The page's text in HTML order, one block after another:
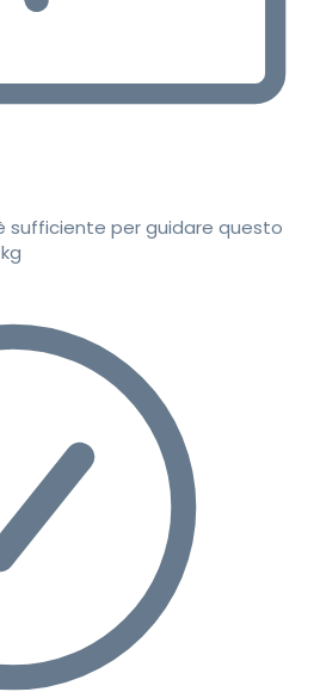
sufficiente per guidare questo